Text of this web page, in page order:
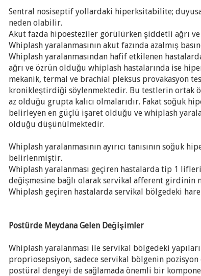
Sentral nosiseptif yollardaki hiperksitabilite;
neden olabilir.
Akut fazda hipoesteziler görülürken şiddetli ağrı
Whiplash yaralanmasının akut fazında azalmış
Whiplash yaralanmasından hafif etkilenen
ağrı ve özrün olduğu whiplash hastalarında ise
mekanik, termal ve brachial pleksus provakasyon
kronikleştirdiği söylenmektedir. Bu testlerin ortak
az olduğu grupta kalıcı olmalarıdır. Fakat soğuk
belirleyen en güçlü işaret olduğu ve whiplash
olduğu düşünülmektedir.
Whiplash yaralanmasının ayırıcı tanısının
belirlenmiştir.
Whiplash yaralanması geçiren hastalarda tip 1
değişmesine bağlı olarak servikal afferent girdinin
Whiplash geçiren hastalarda servikal bölgedeki
Postürde Meydana Gelen Değişimler
Whiplash yaralanması ile servikal bölgedeki
propriosepsiyon, sadece servikal bölgenin
postüral dengeyi de sağlamada önemli bir